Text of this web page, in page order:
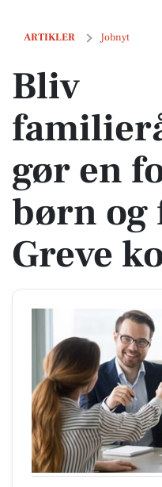
ARTIKLER Jobnyt
Bliv familierådgiver og
Bliv
gør en
børn
Greve